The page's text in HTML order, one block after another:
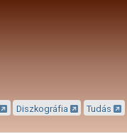
Diszkográfia Tudás